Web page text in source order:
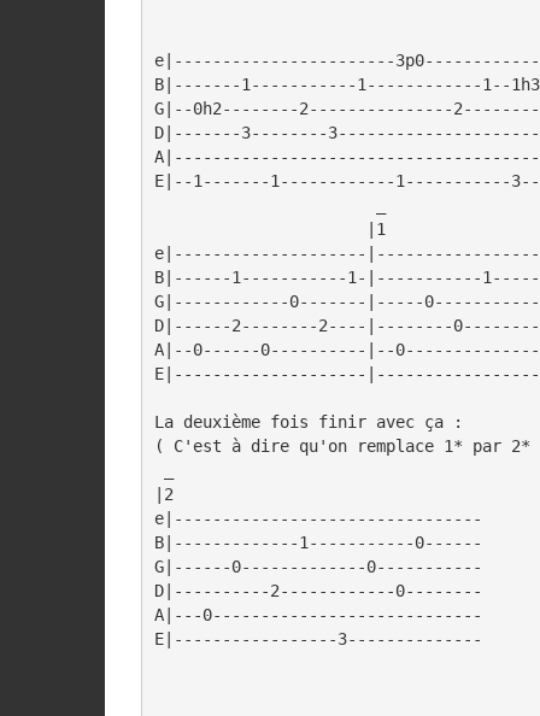
e|-----------------------
B|-------1-----------1------------1--
G|--0h2--------2---------------
D|-------3--------
E|--1-------1------------1-----------
                      |1
e|--------------------
B|------1-----------1-|-----------
G|------------0-------|-----
D|------2--------2----|--------
A|--0------0----------|--
E|--------------------
La deuxième fois finir avec ça :
( C'est à dire qu'on remplace 1* par 2*
|2
e|--------------------------------
B|-------------1-----------0------
G|------0-------------0-----------
D|----------2------------0--------
A|---0----------------------------